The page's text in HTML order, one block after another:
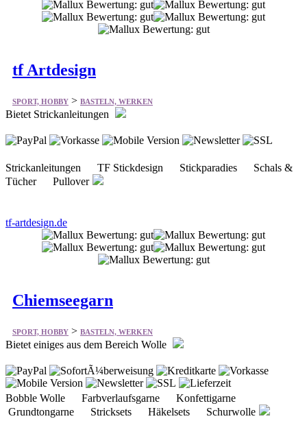
tf Artdesign
SPORT, HOBBY > BASTELN, WERKEN
Bietet Strickanleitungen
Strickanleitungen TF Stickdesign Stickparadies Schals &
Tücher Pullover
tf-artdesign.de
Chiemseegarn
SPORT, HOBBY > BASTELN, WERKEN
Bietet einiges aus dem Bereich Wolle
Bobble Wolle Farbverlaufsgarne Konfettigarne
Grundtongarne Stricksets Häkelsets Schurwolle